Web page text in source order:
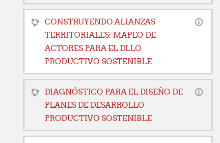
CONSTRUYENDO ALIANZAS
TERRITORIALES: MAPEO DE
ACTORES PARA EL DLLO
PRODUCTIVO SOSTENIBLE
DIAGNÓSTICO PARA EL DISEÑO DE
PLANES DE DESARROLLO
PRODUCTIVO SOSTENIBLE